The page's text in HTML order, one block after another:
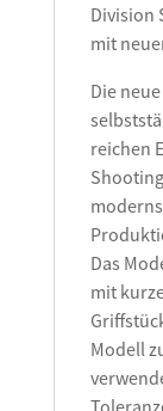
Division
mit
Die
reichen
Das
mit
Modell